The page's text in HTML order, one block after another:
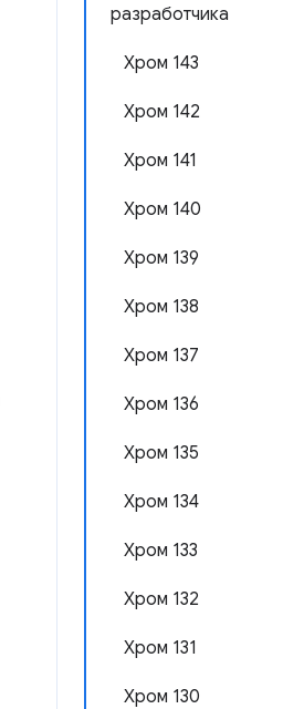
разработчика
Хром 143
Хром 142
Хром 141
Хром 140
Хром 139
Хром 138
Хром 137
Хром 136
Хром 135
Хром 134
Хром 133
Хром 132
Хром 131
Хром 130